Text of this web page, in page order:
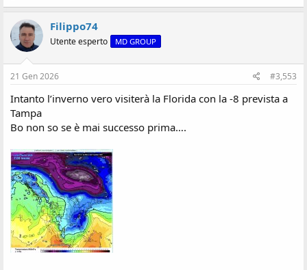
Filippo74
Utente esperto MD GROUP
21 Gen 2026 #3,553
Intanto l’inverno vero visiterà la Florida con la -8 prevista a
Tampa
Bo non so se è mai successo prima….